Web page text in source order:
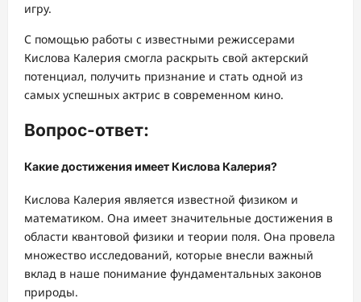
игру.
С помощью работы с известными режиссерами
Кислова Калерия смогла раскрыть свой актерский
потенциал, получить признание и стать одной из
самых успешных актрис в современном кино.
Вопрос-ответ:
Какие достижения имеет Кислова Калерия?
Кислова Калерия является известной физиком и
математиком. Она имеет значительные достижения в
области квантовой физики и теории поля. Она провела
множество исследований, которые внесли важный
вклад в наше понимание фундаментальных законов
природы.